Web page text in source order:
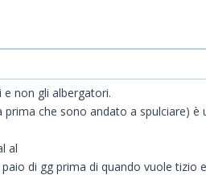
non gli albergatori.
che sono andato a spulciare) è
al
di gg prima di quando vuole